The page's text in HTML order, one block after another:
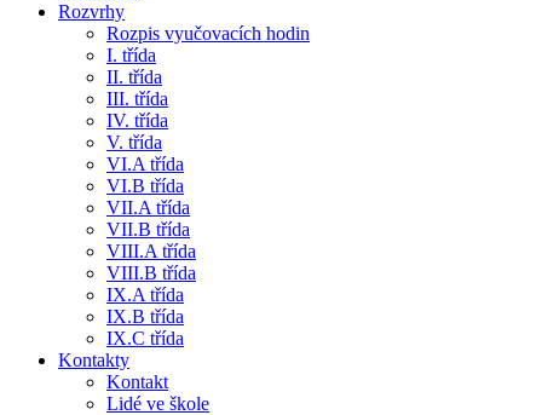
Rozvrhy
Rozpis vyučovacích hodin
I. třída
II. třída
III. třída
IV. třída
V. třída
VI.A třída
VI.B třída
VII.A třída
VII.B třída
VIII.A třída
VIII.B třída
IX.A třída
IX.B třída
IX.C třída
Kontakty
Kontakt
Lidé ve škole